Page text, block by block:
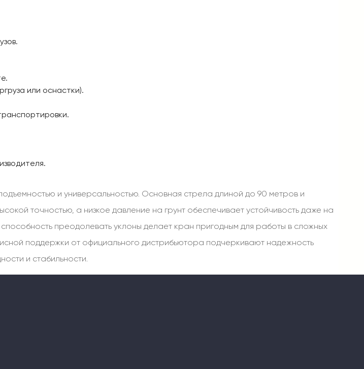
или оснастки).
и универсальностью. Основная стрела длиной до 90 метров и
точностью, а низкое давление на грунт обеспечивает устойчивость даже на
преодолевать уклоны делает кран пригодным для работы в сложных
поддержки от официального дистрибьютора подчеркивают надежность
и стабильности.